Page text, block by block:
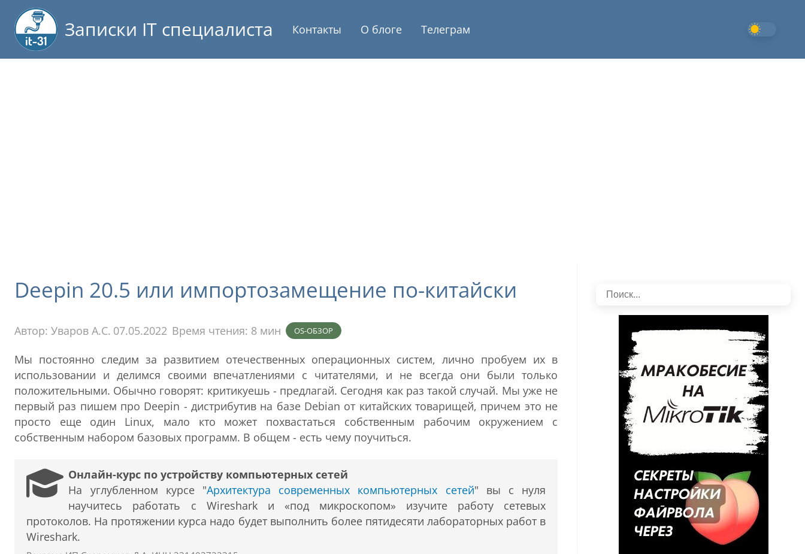
Записки IT специалиста Контакты О блоге Телеграм
Deepin 20.5 или импортозамещение по-китайски
Автор: Уваров А.С. 07.05.2022 Время чтения: 8 мин OS-ОБЗОР
Мы постоянно следим за развитием отечественных операционных систем, лично пробуем их в
использовании и делимся своими впечатлениями с читателями, и не всегда они были только
положительными. Обычно говорят: критикуешь - предлагай. Сегодня как раз такой случай. Мы уже не
первый раз пишем про Deepin - дистрибутив на базе Debian от китайских товарищей, причем это не
просто еще один Linux, мало кто может похвастаться собственным рабочим окружением с
собственным набором базовых программ. В общем - есть чему поучиться.
Онлайн-курс по устройству компьютерных сетей
На углубленном курсе "Архитектура современных компьютерных сетей" вы с нуля
научитесь работать с Wireshark и «под микроскопом» изучите работу сетевых
протоколов. На протяжении курса надо будет выполнить более пятидесяти лабораторных работ в
Wireshark.